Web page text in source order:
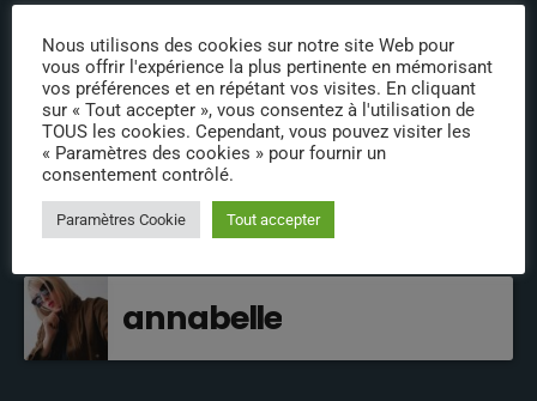
ANIMATEURS
jeremy directeur
fabrice
annabelle
Nous utilisons des cookies sur notre site Web pour
vous offrir l'expérience la plus pertinente en mémorisant
vos préférences et en répétant vos visites. En cliquant
sur « Tout accepter », vous consentez à l'utilisation de
TOUS les cookies. Cependant, vous pouvez visiter les
« Paramètres des cookies » pour fournir un
consentement contrôlé.
Paramètres Cookie Tout accepter